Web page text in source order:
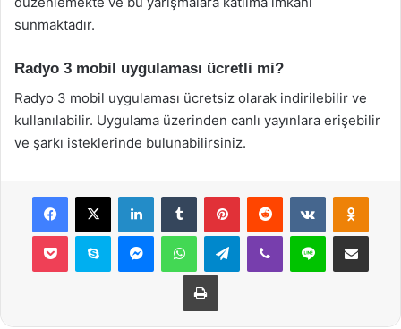
sunmaktadır.
Radyo 3 mobil uygulaması ücretli mi?
Radyo 3 mobil uygulaması ücretsiz olarak indirilebilir ve
kullanılabilir. Uygulama üzerinden canlı yayınlara erişebilir
ve şarkı isteklerinde bulunabilirsiniz.
Facebook
X LinkedInTumblr PinterestReddit VKontakte
Pocket Skype MessengerWhatsAppTelegramViber Line E-Posta ile
Yazdır